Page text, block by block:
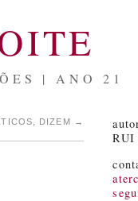
| ANO 21
DIZEM →
RUI